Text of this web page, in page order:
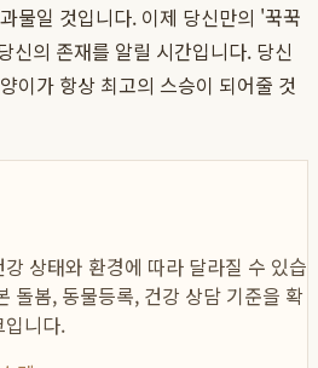
물일 것입니다. 이제 당신만의 '꾹꾹
신의 존재를 알릴 시간입니다. 당신
이가 항상 최고의 스승이 되어줄 것
상태와 환경에 따라 달라질 수 있습
돌봄, 동물등록, 건강 상담 기준을 확
입니다.